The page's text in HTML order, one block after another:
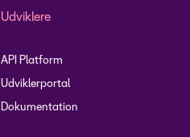
Udviklere
API Platform
Udviklerportal
Dokumentation